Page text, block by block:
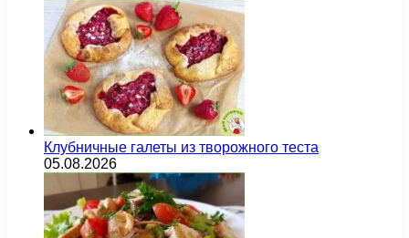
Клубничные галеты из творожного теста
05.08.2026